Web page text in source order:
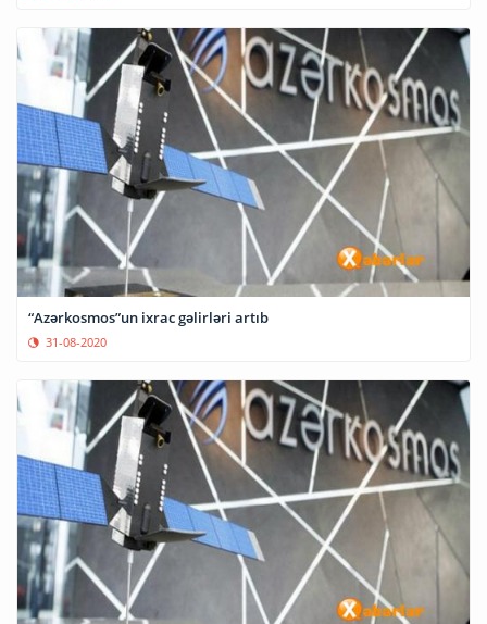
“Azərkosmos”un ixrac gəlirləri artıb
31-08-2020